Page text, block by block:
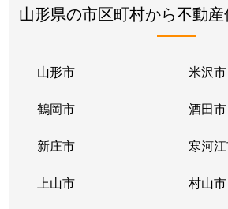
山形県の市区町村から不動
山形市 米沢市
鶴岡市 酒田市
新庄市 寒河
上山市 村山市